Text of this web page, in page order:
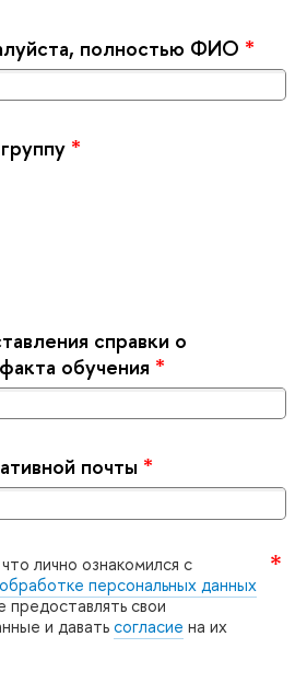
полностью ФИО *
*
справки о
обучения *
почты *
лично ознакомился с
персональных данных
предоставлять свои
и даватьсогласие на их